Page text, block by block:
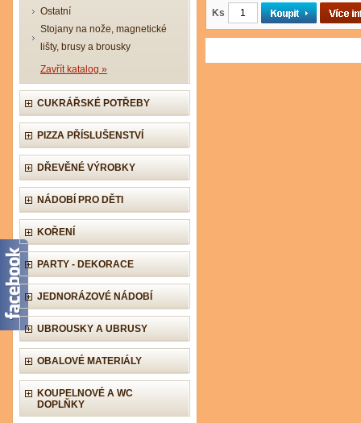
Ostatní
Stojany na nože, magnetické
lišty, brusy a brousky
Zavřít katalog »
CUKRÁŘSKÉ POTŘEBY
PIZZA PŘÍSLUŠENSTVÍ
DŘEVĚNÉ VÝROBKY
NÁDOBÍ PRO DĚTI
KOŘENÍ
PARTY - DEKORACE
JEDNORÁZOVÉ NÁDOBÍ
UBROUSKY A UBRUSY
OBALOVÉ MATERIÁLY
KOUPELNOVÉ A WC
DOPLŇKY
Ks